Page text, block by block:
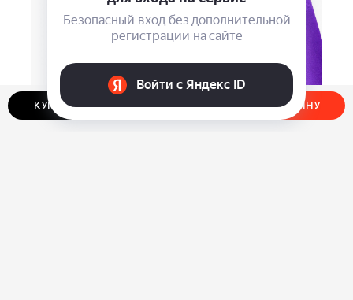
КУПИТЬ В ОДИН КЛИК ДОБАВИТЬ В КОРЗИНУ
Ароматический диск
Японская салфетка из